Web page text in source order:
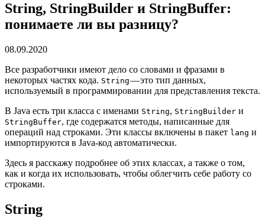
String, StringBuilder и StringBuffer:
понимаете ли вы разницу?
08.09.2020
Все разработчики имеют дело со словами и фразами в
некоторых частях кода. String— это тип данных,
используемый в программировании для представления текста.
В Java есть три класса с именами String, StringBuilder и
StringBuffer, где содержатся методы, написанные для
операций над строками. Эти классы включены в пакет lang и
импортируются в Java-код автоматически.
Здесь я расскажу подробнее об этих классах, а также о том,
как и когда их использовать, чтобы облегчить себе работу со
строками.
String